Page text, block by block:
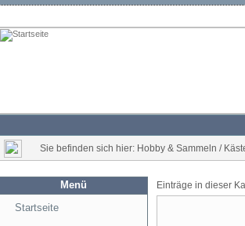
Sie befinden sich hier: Hobby & Sammeln /
Menü
Startseite
Einträge in dieser